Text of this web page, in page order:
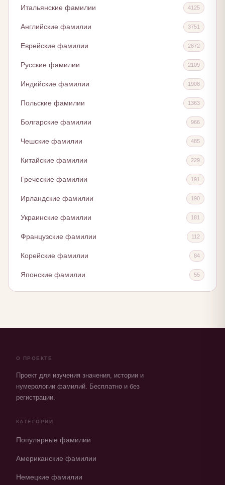
Итальянские фамилии 4125
Английские фамилии 3751
Еврейские фамилии 2872
Русские фамилии 2109
Индийские фамилии 1908
Польские фамилии 1363
Болгарские фамилии 966
Чешские фамилии 485
Китайские фамилии 229
Греческие фамилии 191
Ирландские фамилии 190
Украинские фамилии 181
Французские фамилии 112
Корейские фамилии 84
Японские фамилии 55
О ПРОЕКТЕ
Проект для изучения значения, истории и
нумерологии фамилий. Бесплатно и без
регистрации.
КАТЕГОРИИ
Популярные фамилии
Американские фамилии
Немецкие фамилии